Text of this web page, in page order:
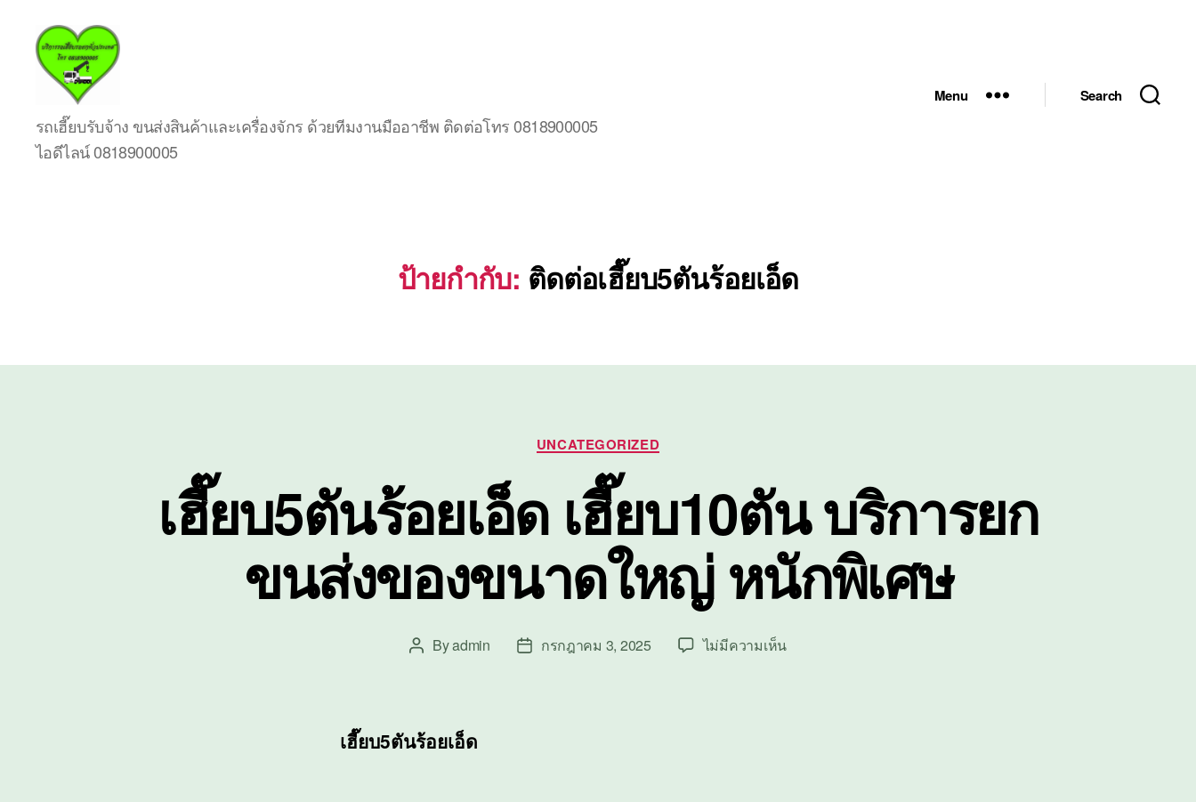
บริการ
รถ
เฮี๊ย
รถเฮี๊ยบรับจ้าง ขนส่งสินค้าและเครื่องจักร ด้วยทีมงานมืออาชีพ ติดต่อโทร 0818900005
ไอดีไลน์ 0818900005
Menu Search
ป้ายกำกับ: ติดต่อเฮี๊ยบ5ตันร้อยเอ็ด
Categories
UNCATEGORIZED
เฮี๊ยบ5ตันร้อยเอ็ด เฮี๊ยบ10ตัน บริการยก
ขนส่งของขนาดใหญ่ หนักพิเศษ
PostByadmin
Postกรกฎาคม 3, 2025 ไม่มีความเห็นบน
เฮี๊ยบ5ตันร้อยเอ็ด